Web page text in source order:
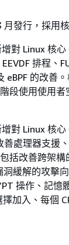
發行，採用
對 Linux 核
排程、
eBPF 的改善
段使用使用者
對 Linux 核
處理器支援
括改善跨架構
洞緩解的攻擊
操作、記憶
加入、每個